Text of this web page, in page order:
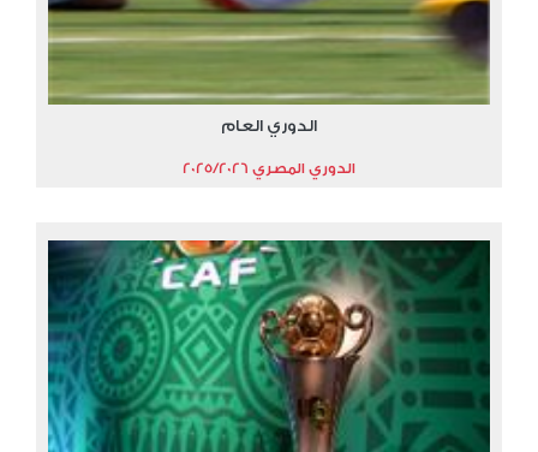
الدوري العام
الدوري المصري 2025/2026